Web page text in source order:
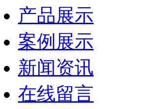
产品展示
案例展示
新闻资讯
在线留言